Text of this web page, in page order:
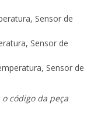
Sensor de
Sensor de
Sensor de
código da peça